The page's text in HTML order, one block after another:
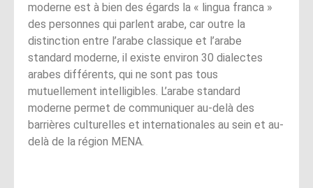
moderne est à bien des égards la « lingua franca »
des personnes qui parlent arabe, car outre la
distinction entre l’arabe classique et l’arabe
standard moderne, il existe environ 30 dialectes
arabes différents, qui ne sont pas tous
mutuellement intelligibles. L’arabe standard
moderne permet de communiquer au-delà des
barrières culturelles et internationales au sein et au-
delà de la région MENA.